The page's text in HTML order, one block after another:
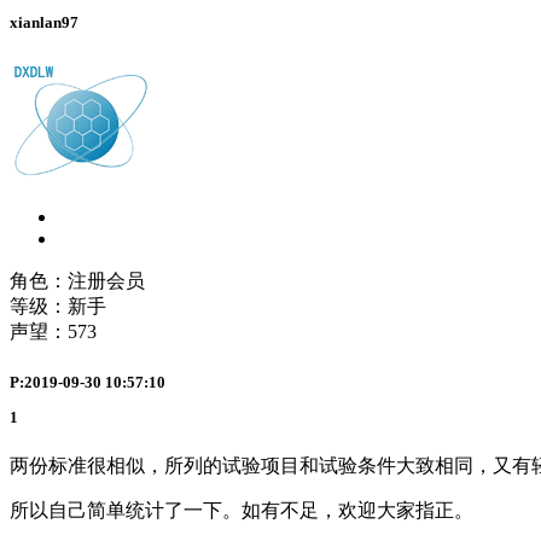
xianlan97
角色：注册会员
等级：新手
声望： 573
P:2019-09-30 10:57:10
1
两份标准很相似，所列的试验项目和试验条件大致相同，又有
所以自己简单统计了一下。如有不足，欢迎大家指正。